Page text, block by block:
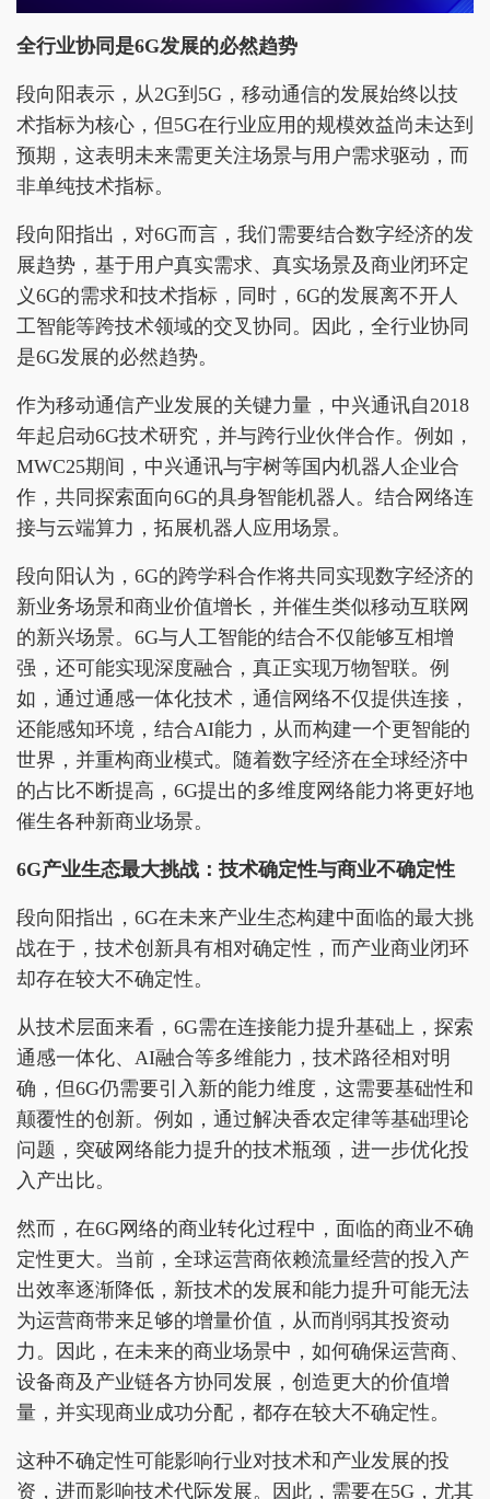
全行业协同是6G发展的必然趋势
段向阳表示，从2G到5G，移动通信的发展始终以技
术指标为核心，但5G在行业应用的规模效益尚未达到
预期，这表明未来需更关注场景与用户需求驱动，而
非单纯技术指标。
段向阳指出，对6G而言，我们需要结合数字经济的发
展趋势，基于用户真实需求、真实场景及商业闭环定
义6G的需求和技术指标，同时，6G的发展离不开人
工智能等跨技术领域的交叉协同。因此，全行业协同
是6G发展的必然趋势。
作为移动通信产业发展的关键力量，中兴通讯自2018
年起启动6G技术研究，并与跨行业伙伴合作。例如，
MWC25期间，中兴通讯与宇树等国内机器人企业合
作，共同探索面向6G的具身智能机器人。结合网络连
接与云端算力，拓展机器人应用场景。
段向阳认为，6G的跨学科合作将共同实现数字经济的
新业务场景和商业价值增长，并催生类似移动互联网
的新兴场景。6G与人工智能的结合不仅能够互相增
强，还可能实现深度融合，真正实现万物智联。例
如，通过通感一体化技术，通信网络不仅提供连接，
还能感知环境，结合AI能力，从而构建一个更智能的
世界，并重构商业模式。随着数字经济在全球经济中
的占比不断提高，6G提出的多维度网络能力将更好地
催生各种新商业场景。
6G产业生态最大挑战：技术确定性与商业不确定性
段向阳指出，6G在未来产业生态构建中面临的最大挑
战在于，技术创新具有相对确定性，而产业商业闭环
却存在较大不确定性。
从技术层面来看，6G需在连接能力提升基础上，探索
通感一体化、AI融合等多维能力，技术路径相对明
确，但6G仍需要引入新的能力维度，这需要基础性和
颠覆性的创新。例如，通过解决香农定律等基础理论
问题，突破网络能力提升的技术瓶颈，进一步优化投
入产出比。
然而，在6G网络的商业转化过程中，面临的商业不确
定性更大。当前，全球运营商依赖流量经营的投入产
出效率逐渐降低，新技术的发展和能力提升可能无法
为运营商带来足够的增量价值，从而削弱其投资动
力。因此，在未来的商业场景中，如何确保运营商、
设备商及产业链各方协同发展，创造更大的价值增
量，并实现商业成功分配，都存在较大不确定性。
这种不确定性可能影响行业对技术和产业发展的投
资，进而影响技术代际发展。因此，需要在5G，尤其